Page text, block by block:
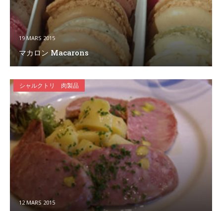
19 MARS 2015
マカロン Macarons
シャルクトリ 肉製品
12 MARS 2015